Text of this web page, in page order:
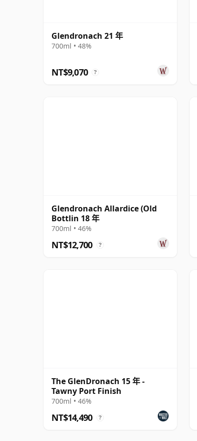
Glendronach 21 年
700ml • 48%
NT$9,070 ?
Glendronach Allardice (Old
Bottlin 18 年
700ml • 46%
NT$12,700 ?
The GlenDronach 15 年 -
Tawny Port Finish
700ml • 46%
NT$14,490 ?